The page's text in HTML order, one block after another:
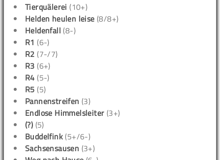
Tierquälerei (10+)
Helden heulen leise (8/8+)
Heldenfall (8-)
R1 (6-)
R2 (7-/7)
R3 (6+)
R4 (5-)
R5 (5)
Pannenstreifen (3)
Endlose Himmelsleiter (3+)
(?) (5)
Buddelfink (5+/6-)
Sachsensausen (3+)